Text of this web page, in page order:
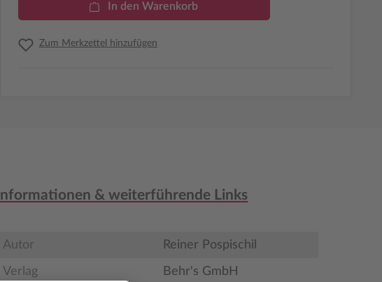
In den Warenkorb
Zum Merkzettel hinzufügen
Informationen & weiterführende Links
Autor Reiner Pospischil
Verlag Behr's GmbH